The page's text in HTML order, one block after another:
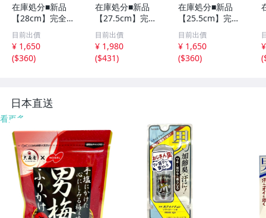
在庫処分■新品
【28cm】完全防
水 レインブーツ
メンズ ブーツ レ
インシューズ 防
水 ロングブーツ
雨
目前出價
¥ 1,650
($360)
在庫処分■新品
【27.5cm】完全
防水 ラバーブー
ツ メンズ レイン
ブーツ シューズ
防滑 スポーティ
目前出價
¥ 1,980
($431)
在庫処分■新品
【25.5cm】完全
防水 レインブー
ツ メンズ ブーツ
レインシューズ
防水 ロングブー
目前出價
¥ 1,650
($360)
(
日本直送
看更多